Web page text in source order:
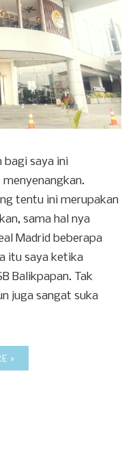
bagi saya ini
tentu ini merupakan
sama hal nya
Madrid beberapa
itu saya ketika
Balikpapan. Tak
juga sangat suka
»